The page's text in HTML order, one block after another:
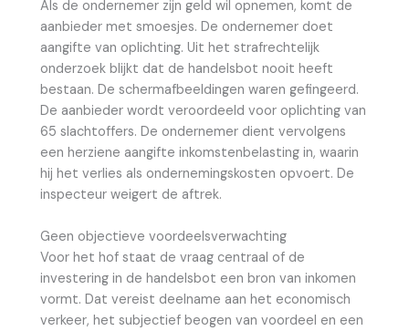
Als de ondernemer zijn geld wil opnemen, komt de
aanbieder met smoesjes. De ondernemer doet
aangifte van oplichting. Uit het strafrechtelijk
onderzoek blijkt dat de handelsbot nooit heeft
bestaan. De schermafbeeldingen waren gefingeerd.
De aanbieder wordt veroordeeld voor oplichting van
65 slachtoffers. De ondernemer dient vervolgens
een herziene aangifte inkomstenbelasting in, waarin
hij het verlies als ondernemingskosten opvoert. De
inspecteur weigert de aftrek.
Geen objectieve voordeelsverwachting
Voor het hof staat de vraag centraal of de
investering in de handelsbot een bron van inkomen
vormt. Dat vereist deelname aan het economisch
verkeer, het subjectief beogen van voordeel en een